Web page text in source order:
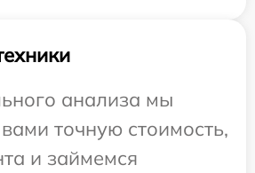
анализа мы
точную стоимость,
и займемся